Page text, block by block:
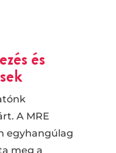
és
A MRE
egyhangúlag
meg a